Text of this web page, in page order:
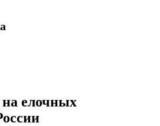
елочных